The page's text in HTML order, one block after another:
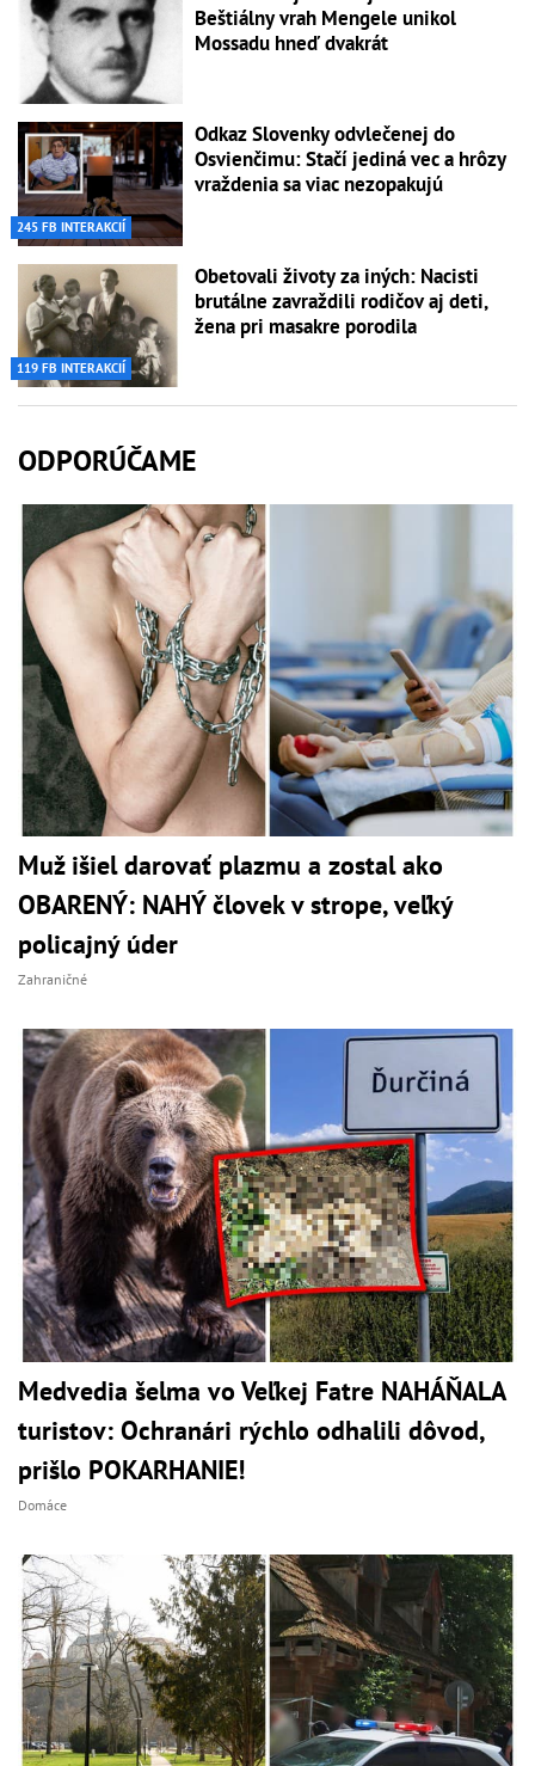
Beštiálny vrah Mengele unikol
Mossadu hneď dvakrát
245 FB INTERAKCIÍ
Odkaz Slovenky odvlečenej do
Osvienčimu: Stačí jediná vec a hrôzy
vraždenia sa viac nezopakujú
119 FB INTERAKCIÍ
Obetovali životy za iných: Nacisti
brutálne zavraždili rodičov aj deti,
žena pri masakre porodila
ODPORÚČAME
Muž išiel darovať plazmu a zostal ako
OBARENÝ: NAHÝ človek v strope, veľký
policajný úder
Zahraničné
Medvedia šelma vo Veľkej Fatre NAHÁŇALA
turistov: Ochranári rýchlo odhalili dôvod,
prišlo POKARHANIE!
Domáce